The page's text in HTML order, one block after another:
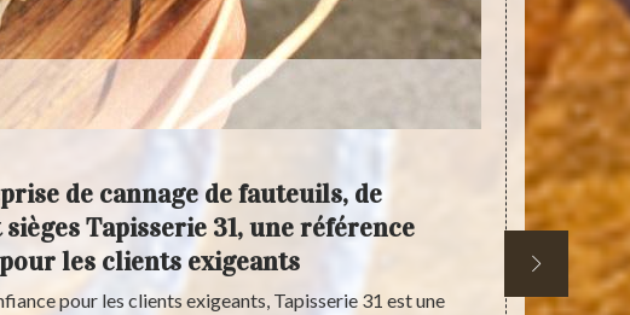
de cannage de fauteuils, de
Tapisserie 31, une référence
pour les clients exigeants
pour les clients exigeants, Tapisserie 31 est une